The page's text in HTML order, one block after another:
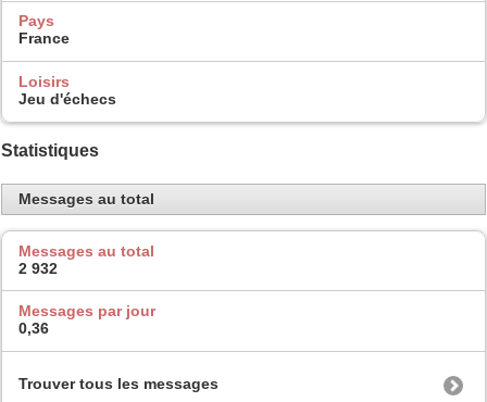
Pays
France
Loisirs
Jeu d'échecs
Statistiques
Messages au total
Messages au total
2 932
Messages par jour
0,36
Trouver tous les messages